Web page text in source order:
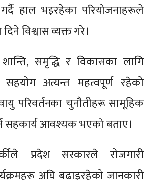
गर्दै हाल भइरहेका परियोजनाहरूले
विश्वास व्यक्त गरे।
समृद्धि र विकासका लागि
सहयोग अत्यन्त महत्वपूर्ण रहेको
परिवर्तनका चुनौतीहरू सामूहिक
सहकार्य आवश्यक भएको बताए।
प्रदेश सरकारले रोजगारी
अघि बढाइरहेको जानकारी